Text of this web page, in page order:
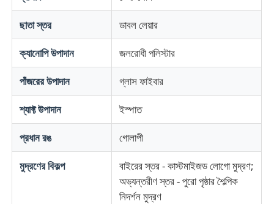
ছাতা স্তর
ডাবল লেয়ার
ক্যানোপি উপাদান
জলরোধী পলিস্টার
পাঁজরের উপাদান
গ্লাস ফাইবার
শ্যাফ্ট উপাদান
ইস্পাত
প্রধান রঙ
গোলাপী
মুদ্রণের বিকল্প
বাইরের স্তর - কাস্টমাইজড লোগো মুদ্রণ;
অভ্যন্তরীণ স্তর - পুরো পৃষ্ঠার শৈল্পিক
নিদর্শন মুদ্রণ